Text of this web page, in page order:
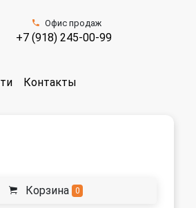
Офис продаж
+7 (918) 245-00-99
Контакты
Корзина 0